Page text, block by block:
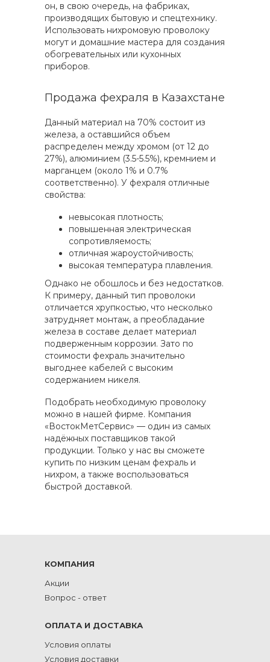
он, в свою очередь, на фабриках,
производящих бытовую и спецтехнику.
Использовать нихромовую проволоку
могут и домашние мастера для создания
обогревательных или кухонных
приборов.
Продажа фехраля в Казахстане
Данный материал на 70% состоит из
железа, а оставшийся объем
распределен между хромом (от 12 до
27%), алюминием (3.5-5.5%), кремнием и
марганцем (около 1% и 0.7%
соответственно). У фехраля отличные
свойства:
невысокая плотность;
повышенная электрическая
сопротивляемость;
отличная жароустойчивость;
высокая температура плавления.
Однако не обошлось и без недостатков.
К примеру, данный тип проволоки
отличается хрупкостью, что несколько
затрудняет монтаж, а преобладание
железа в составе делает материал
подверженным коррозии. Зато по
стоимости фехраль значительно
выгоднее кабелей с высоким
содержанием никеля.
Подобрать необходимую проволоку
можно в нашей фирме. Компания
«ВостокМетСервис» — один из самых
надёжных поставщиков такой
продукции. Только у нас вы сможете
купить по низким ценам фехраль и
нихром, а также воспользоваться
быстрой доставкой.
КОМПАНИЯ
Акции
Вопрос - ответ
ОПЛАТА И ДОСТАВКА
Условия оплаты
Условия доставки